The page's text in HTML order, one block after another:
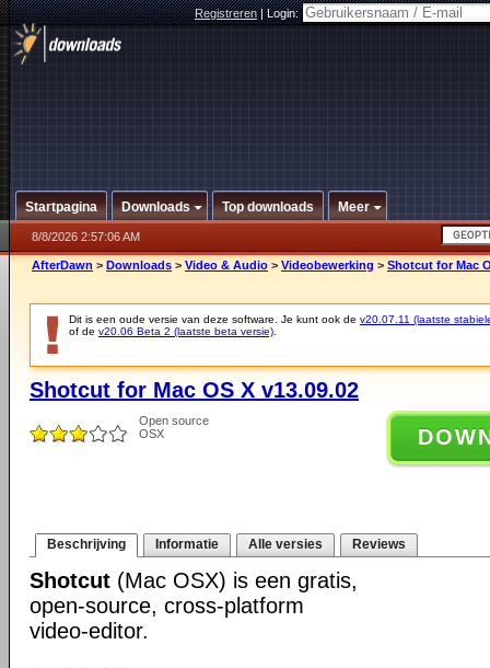
Registreren|Login:
Startpagina Downloads Top downloads Meer
8/8/2026 2:57:06 AM
AfterDawn > Downloads > Video & Audio > Videobewerking > Shotcut for Mac
Dit is een oude versie van deze software. Je kunt ook de v20.07.11 (laatste
of de v20.06 Beta 2 (laatste beta versie)
Shotcut for Mac OS X v13.09.02
Open source
OSX
Beschrijving Informatie Alle versies Reviews
Shotcut (Mac OSX) is een gratis,
open-source, cross-platform
video-editor.